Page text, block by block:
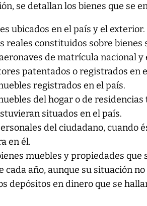
se detallan los bienes que se
ubicados en el país y el exterior.
reales constituidos sobre bienes
de matrícula nacional y
patentados o registrados en
registrados en el país.
del hogar o de
situados en el país.
del ciudadano, cuando
en él.
muebles y propiedades que
cada año, aunque su situación
depósitos en dinero que se